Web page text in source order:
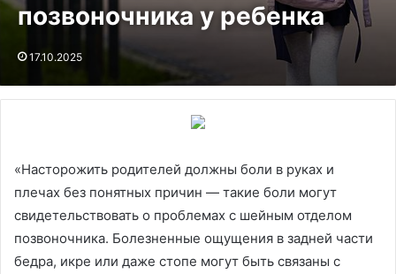
позвоночника у ребенка
17.10.2025
«Насторожить родителей должны боли в руках и
плечах без понятных причин — такие боли могут
свидетельствовать о проблемах с шейным отделом
позвоночника. Болезненные ощущения в задней части
бедра, икре или даже стопе могут быть связаны с